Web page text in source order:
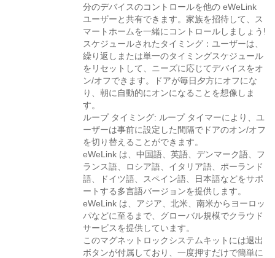
分のデバイスのコントロールを他の eWeLink
ユーザーと共有できます。家族を招待して、ス
マートホームを一緒にコントロールしましょう!
スケジュールされたタイミング：ユーザーは、
繰り返しまたは単一のタイミングスケジュール
をリセットして、ニーズに応じてデバイスをオ
ン/オフできます。ドアが毎日夕方にオフにな
り、朝に自動的にオンになることを想像しま
す。
ループ タイミング: ループ タイマーにより、ユ
ーザーは事前に設定した間隔でドアのオン/オフ
を切り替えることができます。
eWeLink は、中国語、英語、デンマーク語、フ
ランス語、ロシア語、イタリア語、ポーランド
語、ドイツ語、スペイン語、日本語などをサポ
ートする多言語バージョンを提供します。
eWeLink は、アジア、北米、南米からヨーロッ
パなどに至るまで、グローバル規模でクラウド
サービスを提供しています。
このマグネットロックシステムキットには退出
ボタンが付属しており、一度押すだけで簡単に